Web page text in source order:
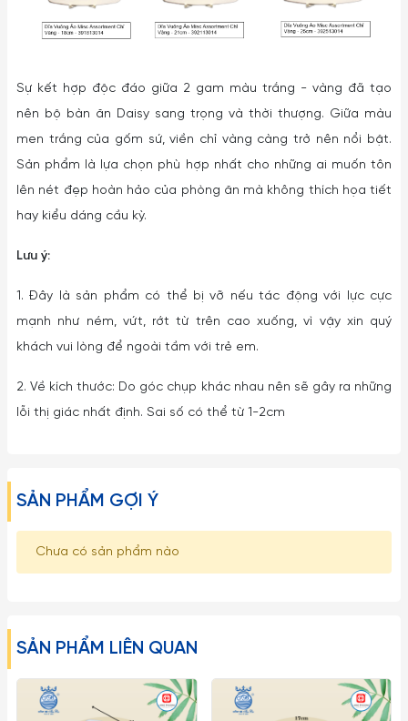
Sự kết hợp độc đáo giữa 2 gam màu trắng - vàng đã tạo
nên bộ bàn ăn Daisy sang trọng và thời thượng. Giữa màu
men trắng của gốm sứ, viền chỉ vàng càng trở nên nổi bật.
Sản phẩm là lựa chọn phù hợp nhất cho những ai muốn tôn
lên nét đẹp hoàn hảo của phòng ăn mà không thích họa tiết
hay kiểu dáng cầu kỳ.
Lưu ý:
1. Đây là sản phẩm có thể bị vỡ nếu tác động với lực cực
mạnh như ném, vứt, rớt từ trên cao xuống, vì vậy xin quý
khách vui lòng để ngoài tầm với trẻ em.
2. Về kích thước: Do góc chụp khác nhau nên sẽ gây ra những
lỗi thị giác nhất định. Sai số có thể từ 1-2cm
SẢN PHẨM GỢI Ý
Chưa có sản phẩm nào
SẢN PHẨM LIÊN QUAN